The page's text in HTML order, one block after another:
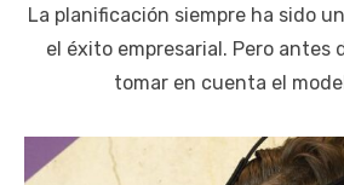
La planificación siempre ha sido
el éxito empresarial. Pero antes
tomar en cuenta el